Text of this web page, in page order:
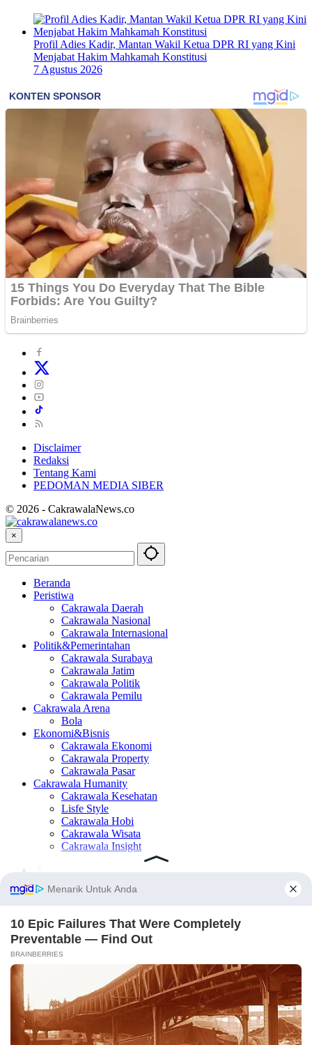
Profil Adies Kadir, Mantan Wakil Ketua DPR RI yang Kini
Menjabat Hakim Mahkamah Konstitusi
7 Agustus 2026
Disclaimer
Redaksi
Tentang Kami
PEDOMAN MEDIA SIBER
© 2026 - CakrawalaNews.co
×
Beranda
Peristiwa
Cakrawala Daerah
Cakrawala Nasional
Cakrawala Internasional
Politik&Pemerintahan
Cakrawala Surabaya
Cakrawala Jatim
Cakrawala Politik
Cakrawala Pemilu
Cakrawala Arena
Bola
Ekonomi&Bisnis
Cakrawala Ekonomi
Cakrawala Property
Cakrawala Pasar
Cakrawala Humanity
Cakrawala Kesehatan
Lisfe Style
Cakrawala Hobi
Cakrawala Wisata
Cakrawala Insight
×